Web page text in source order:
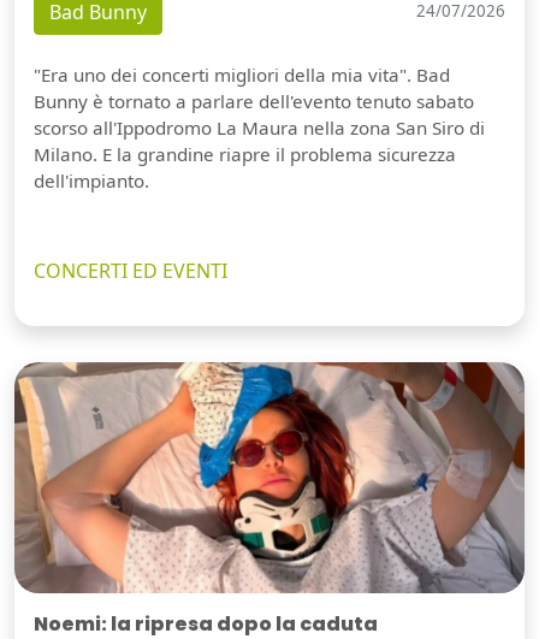
Bad Bunny 24/07/2026
"Era uno dei concerti migliori della mia vita". Bad
Bunny è tornato a parlare dell'evento tenuto sabato
scorso all'Ippodromo La Maura nella zona San Siro di
Milano. E la grandine riapre il problema sicurezza
dell'impianto.
CONCERTI ED EVENTI
Noemi: la ripresa dopo la caduta